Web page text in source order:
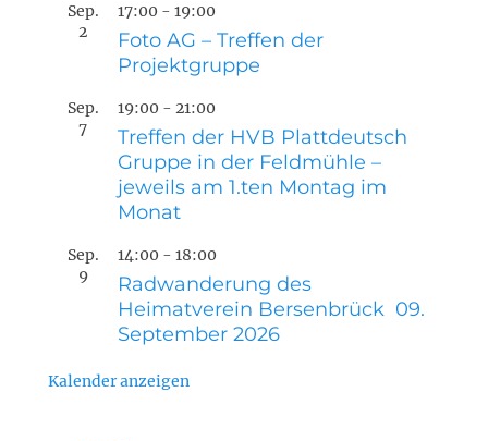
Sep.
2
17:00 - 19:00
Foto AG – Treffen der
Projektgruppe
Sep.
7
19:00 - 21:00
Treffen der HVB Plattdeutsch
Gruppe in der Feldmühle –
jeweils am 1.ten Montag im
Monat
Sep.
9
14:00 - 18:00
Radwanderung des
Heimatverein Bersenbrück 09.
September 2026
Kalender anzeigen